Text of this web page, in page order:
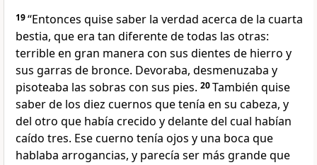
19“Entonces quise saber la verdad acerca de la cuarta
bestia, que era tan diferente de todas las otras:
terrible en gran manera con sus dientes de hierro y
sus garras de bronce. Devoraba, desmenuzaba y
pisoteaba las sobras con sus pies. 20También quise
saber de los diez cuernos que tenía en su cabeza, y
del otro que había crecido y delante del cual habían
caído tres. Ese cuerno tenía ojos y una boca que
hablaba arrogancias, y parecía ser más grande que